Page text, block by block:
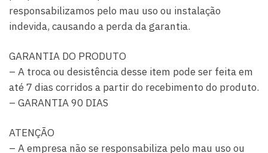
responsabilizamos pelo mau uso ou instalação
indevida, causando a perda da garantia.
GARANTIA DO PRODUTO
– A troca ou desistência desse item pode ser feita em
até 7 dias corridos a partir do recebimento do produto.
– GARANTIA 90 DIAS
ATENÇÃO
– A empresa não se responsabiliza pelo mau uso ou